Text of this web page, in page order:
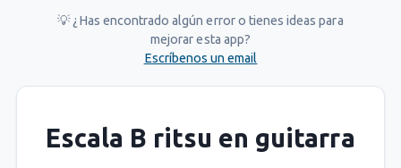
💡 ¿Has encontrado algún error o tienes ideas para
mejorar esta app?
Escríbenos un email
Escala B ritsu en guitarra